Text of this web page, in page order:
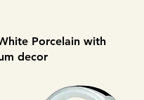
Porcelain with
decor